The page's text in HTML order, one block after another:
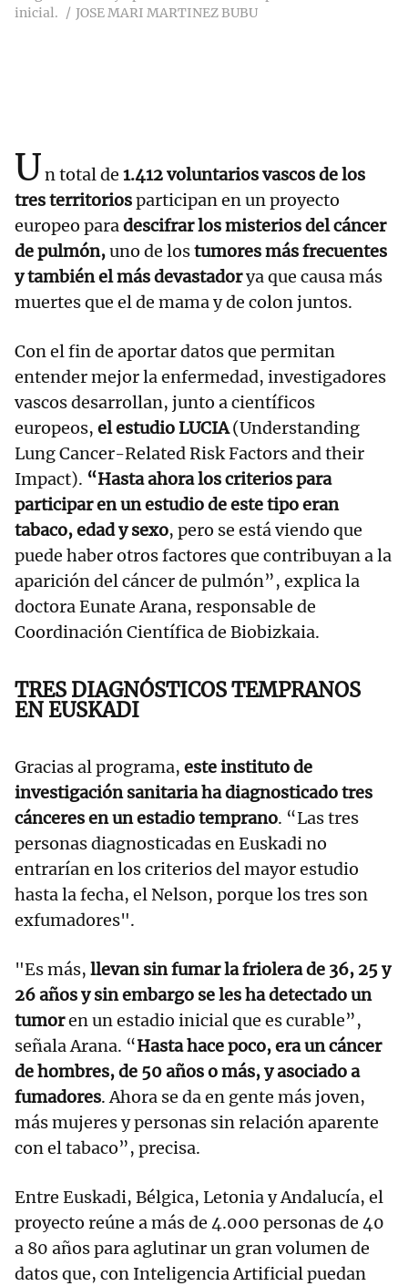
inicial.
JOSE MARI MARTINEZ BUBU
Un total de 1.412 voluntarios vascos de los
tres territoriosparticipan en un proyecto
europeo paradescifrar los misterios del cáncer
de pulmón,uno de lostumores más frecuentes
y también el más devastadorya que causa más
muertes que el de mama y de colon juntos.
Con el fin de aportar datos que permitan
entender mejor la enfermedad, investigadores
vascos desarrollan, junto a científicos
europeos, el estudio LUCIA(Understanding
Lung Cancer-Related Risk Factors and their
Impact). “Hasta ahora los criterios para
participar en un estudio de este tipo eran
tabaco, edad y sexo, pero se está viendo que
puede haber otros factores que contribuyan a la
aparición del cáncer de pulmón”, explica la
doctora Eunate Arana, responsable de
Coordinación Científica de Biobizkaia.
TRES DIAGNÓSTICOS TEMPRANOS
EN EUSKADI
Gracias al programa, este instituto de
investigación sanitaria ha diagnosticado tres
cánceres en un estadio temprano. “Las tres
personas diagnosticadas en Euskadi no
entrarían en los criterios del mayor estudio
hasta la fecha, el Nelson, porque los tres son
exfumadores".
"Es más, llevan sin fumar la friolera de 36, 25 y
26 años y sin embargo se les ha detectado un
tumoren un estadio inicial que es curable”,
señala Arana. “Hasta hace poco, era un cáncer
de hombres, de 50 años o más, y asociado a
fumadores. Ahora se da en gente más joven,
más mujeres y personas sin relación aparente
con el tabaco”, precisa.
Entre Euskadi, Bélgica, Letonia y Andalucía, el
proyecto reúne a más de 4.000 personas de 40
a 80 años para aglutinar un gran volumen de
datos que, con Inteligencia Artificial puedan